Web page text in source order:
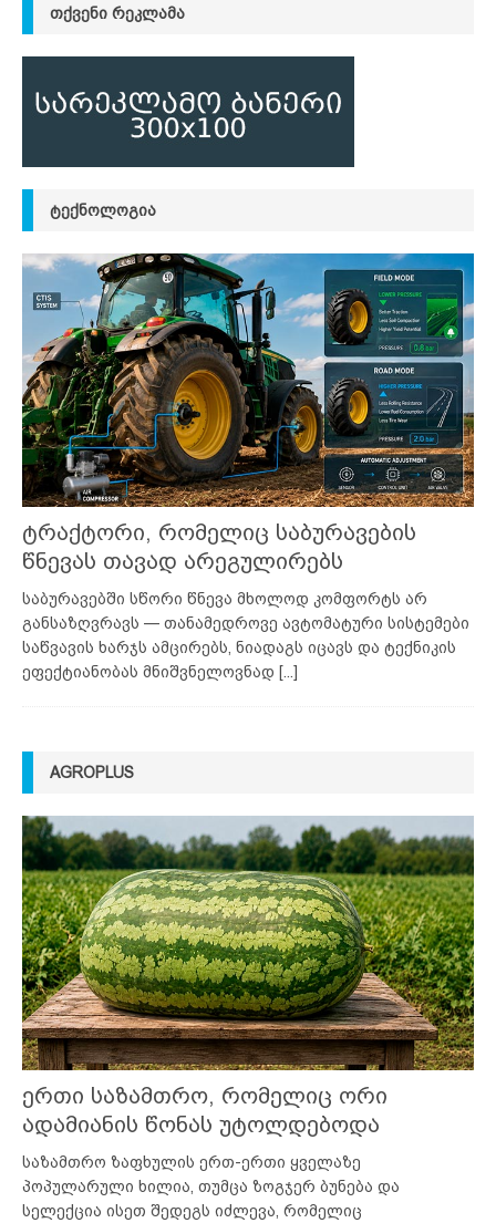
ᲗᲥᲕᲔᲜᲘ ᲠᲔᲙᲚᲐᲛᲐ
ᲢᲔᲥᲜᲝᲚᲝᲒᲘᲐ
ტრაქტორი, რომელიც საბურავების
წნევას თავად არეგულირებს
საბურავებში სწორი წნევა მხოლოდ კომფორტს არ
განსაზღვრავს — თანამედროვე ავტომატური სისტემები
საწვავის ხარჯს ამცირებს, ნიადაგს იცავს და ტექნიკის
ეფექტიანობას მნიშვნელოვნად [...]
AGROPLUS
ერთი საზამთრო, რომელიც ორი
ადამიანის წონას უტოლდებოდა
საზამთრო ზაფხულის ერთ-ერთი ყველაზე
პოპულარული ხილია, თუმცა ზოგჯერ ბუნება და
სელექცია ისეთ შედეგს იძლევა, რომელიც